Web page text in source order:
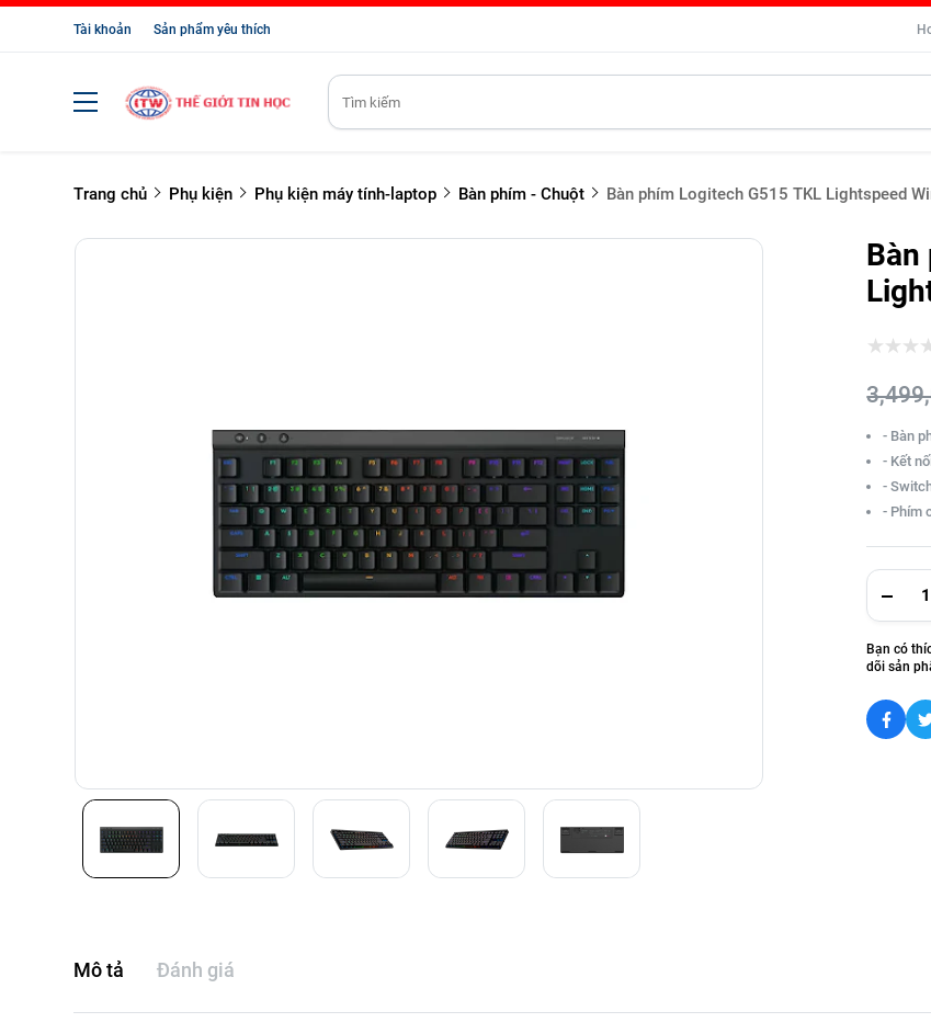
Tài khoản Sản phẩm yêu thích
Trang chủ Phụ kiện Phụ kiện máy tính-laptop Bàn phím - Chuột Bàn phím Logitech G515 TKL Lightspeed
Bàn
- Bàn
- Kết
-
- Phím
Bạn có
dõi sản
Mô tả Đánh giá